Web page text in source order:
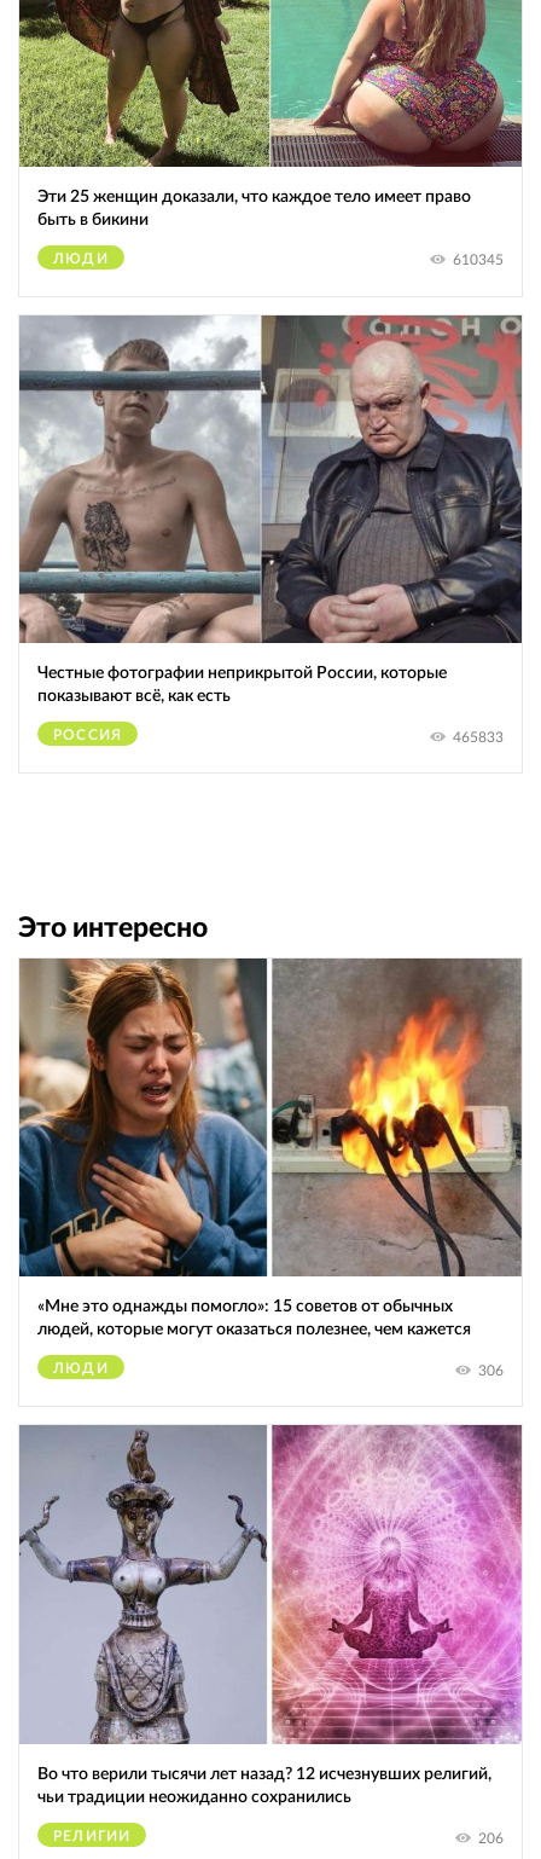
Эти 25 женщин доказали, что каждое тело имеет право
быть в бикини
ЛЮДИ 610345
Честные фотографии неприкрытой России, которые
показывают всё, как есть
РОССИЯ 465833
Это интересно
«Мне это однажды помогло»: 15 советов от обычных
людей, которые могут оказаться полезнее, чем кажется
ЛЮДИ 306
Во что верили тысячи лет назад? 12 исчезнувших религий,
чьи традиции неожиданно сохранились
РЕЛИГИИ 206